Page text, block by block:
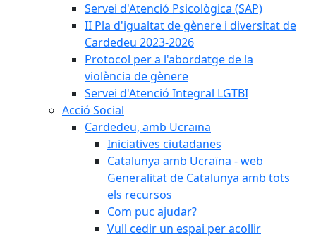
Servei d'Atenció Psicològica (SAP)
II Pla d'igualtat de gènere i diversitat de
Cardedeu 2023-2026
Protocol per a l'abordatge de la
violència de gènere
Servei d'Atenció Integral LGTBI
Acció Social
Cardedeu, amb Ucraïna
Iniciatives ciutadanes
Catalunya amb Ucraïna - web
Generalitat de Catalunya amb tots
els recursos
Com puc ajudar?
Vull cedir un espai per acollir